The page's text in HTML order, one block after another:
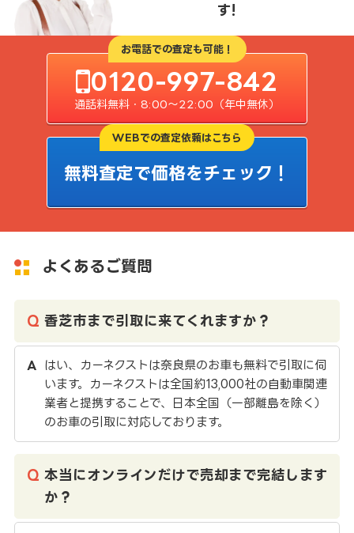
す!
お電話での査定も可能！
0120-997-842
通話料無料・8:00〜22:00（年中無休）
WEBでの査定依頼はこちら
無料査定で価格をチェック！
よくあるご質問
香芝市まで引取に来てくれますか？
はい、カーネクストは奈良県のお車も無料で引取に伺
います。カーネクストは全国約13,000社の自動車関連
業者と提携することで、日本全国（一部離島を除く）
のお車の引取に対応しております。
本当にオンラインだけで売却まで完結します
か？